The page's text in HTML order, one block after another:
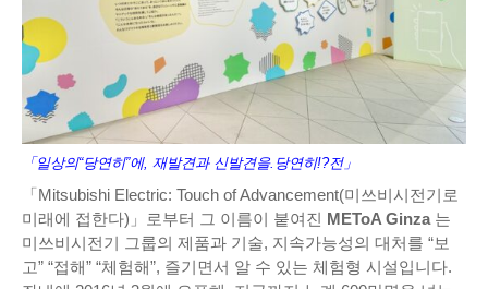
「일상의“당연히”에, 재발견과 신발견을.당연히!?전」
「Mitsubishi Electric: Touch of Advancement(미쓰비시전기로
미래에 접한다)」로부터 그 이름이 붙여진 METoA Ginza는
미쓰비시전기 그룹의 제품과 기술, 지속가능성의 대처를 “보
고” “접해” “체험해”, 즐기면서 알 수 있는 체험형 시설입니다.